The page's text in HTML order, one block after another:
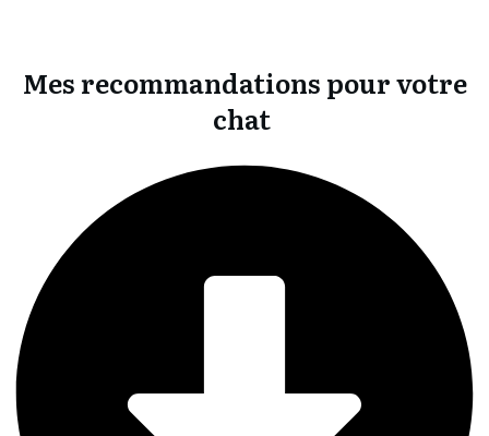
Mes recommandations pour votre
chat